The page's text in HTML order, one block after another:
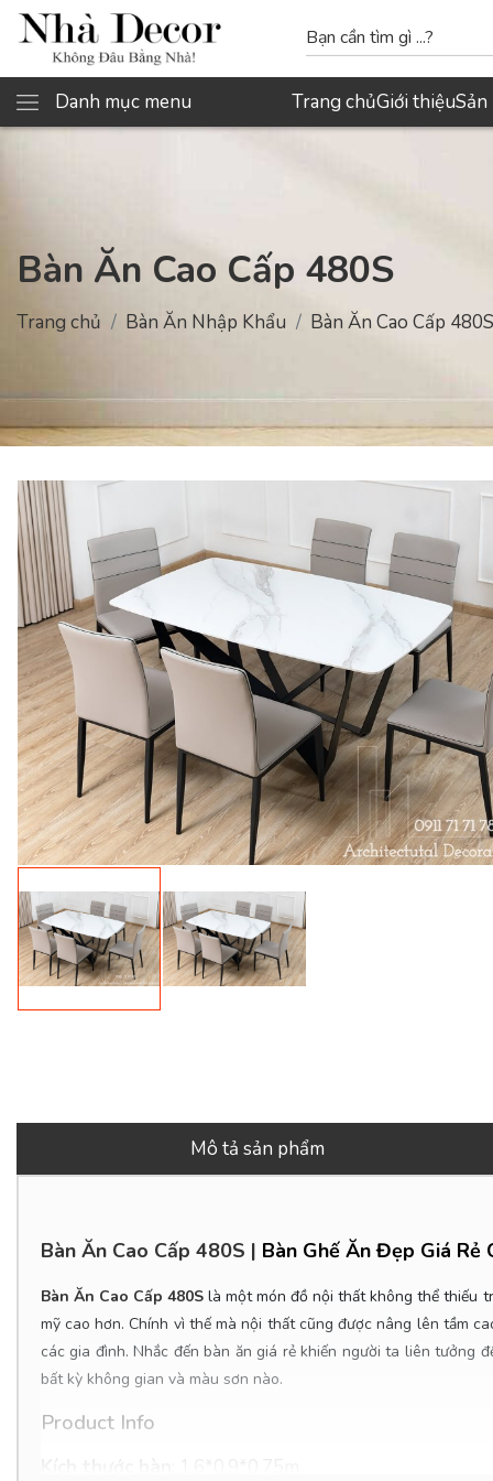
Danh mục menu Trang chủGiới thiệuSản
Bàn Ăn Cao Cấp 480S
Trang chủ Bàn Ăn Nhập Khẩu Bàn Ăn Cao Cấp 480S
Mô tả sản phẩm
Bàn Ăn Cao Cấp 480S | Bàn Ghế Ăn Đẹp Giá Rẻ
Bàn Ăn Cao Cấp 480Slà một món đồ nội thất không thể thiếu
mỹ cao hơn. Chính vì thế mà nội thất cũng được nâng lên tầm
các gia đình. Nhắc đến bàn ăn giá rẻ khiến người ta liên tưởng
bất kỳ không gian và màu sơn nào.
Product Info